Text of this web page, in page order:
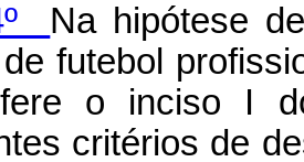
Na hipótese
futebol
o inciso I
critérios de